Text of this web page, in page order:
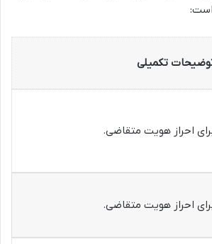
است:
تکمیلی
احراز هویت متقاضی.
احراز هویت متقاضی.